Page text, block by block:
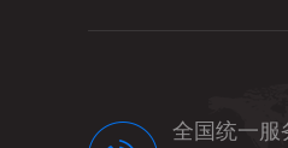
全国统一服